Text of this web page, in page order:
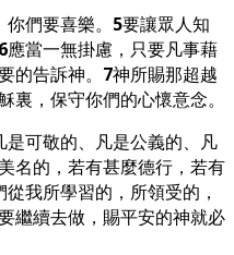
們要喜樂。 5要讓眾人知
6應當一無掛慮，只要凡事藉
的告訴神。 7神所賜那超越
裏，保守你們的心懷意念。
可敬的、凡是公義的、凡
名的，若有甚麼德行，若有
從我所學習的，所領受的，
繼續去做，賜平安的神就必